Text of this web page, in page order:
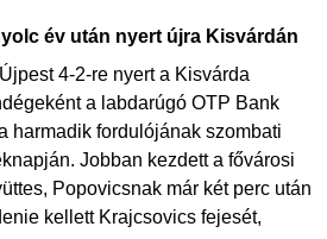
év után nyert újra Kisvárdán
4-2-re nyert a Kisvárda
a labdarúgó OTP Bank
harmadik fordulójának szombati
Jobban kezdett a fővárosi
Popovicsnak már két perc után
kellett Krajcsovics fejesét,